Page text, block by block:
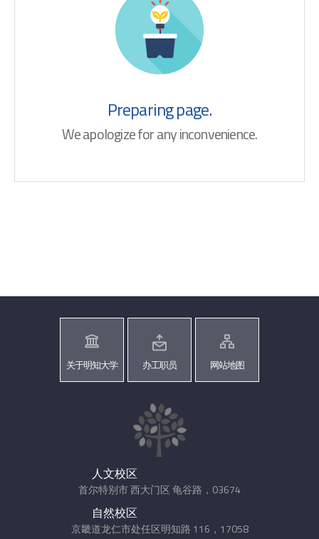
Preparing page.
We apologize for any inconvenience.
关于明知大学 办工职员 网站地图
人文校区
首尔特别市 西大门区 龟谷路，03674
自然校区
京畿道龙仁市处任区明知路 116，17058